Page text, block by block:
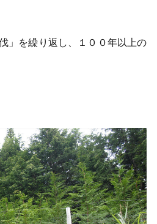
」を繰り返し、１００年以上の